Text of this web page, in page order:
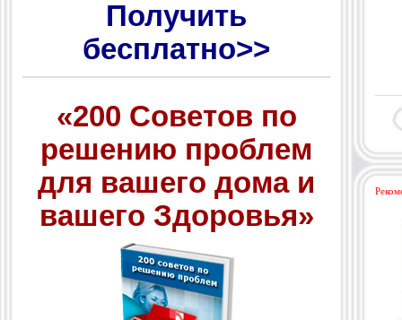
Получить
бесплатно>>
«200 Советов по
решению проблем
для вашего дома и
вашего Здоровья»